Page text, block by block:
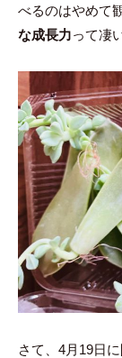
べるのはやめて
な成長力って凄
さて、4月19日